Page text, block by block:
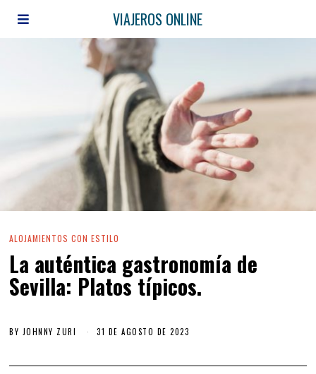
VIAJEROS ONLINE
ALOJAMIENTOS CON ESTILO
La auténtica gastronomía de
Sevilla: Platos típicos.
BY JOHNNY ZURI 31 DE AGOSTO DE 2023